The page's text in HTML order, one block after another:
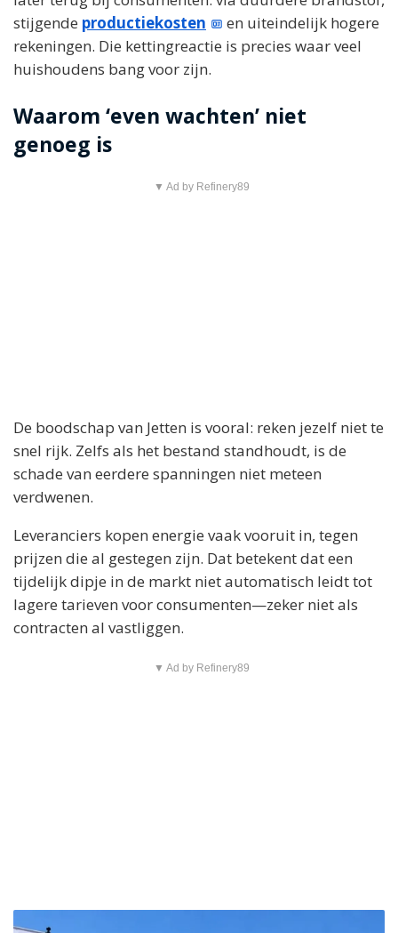
stijgende productiekosten
en uiteindelijk hogere
rekeningen. Die kettingreactie is precies waar veel
huishoudens bang voor zijn.
Waarom ‘even wachten’ niet
genoeg is
▼ Ad by Refinery89
De boodschap van Jetten is vooral: reken jezelf niet te
snel rijk. Zelfs als het bestand standhoudt, is de
schade van eerdere spanningen niet meteen
verdwenen.
Leveranciers kopen energie vaak vooruit in, tegen
prijzen die al gestegen zijn. Dat betekent dat een
tijdelijk dipje in de markt niet automatisch leidt tot
lagere tarieven voor consumenten—zeker niet als
contracten al vastliggen.
▼ Ad by Refinery89